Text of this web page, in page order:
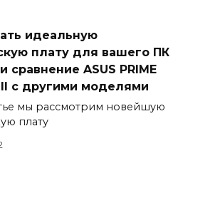
идеальную
плату для вашего ПК
сравнение ASUS PRIME
II с другими моделями
мы рассмотрим новейшую
плату